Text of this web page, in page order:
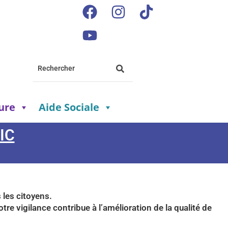
Aide Sociale
les citoyens.
vigilance contribue à l’amélioration de la qualité de